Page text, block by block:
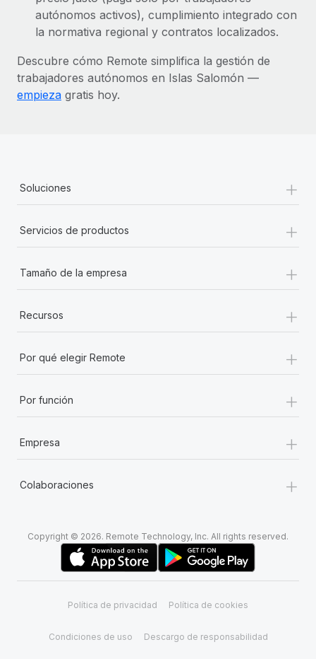
autónomos activos), cumplimiento integrado con
la normativa regional y contratos localizados.
Descubre cómo Remote simplifica la gestión de
trabajadores autónomos en Islas Salomón —
empieza gratis hoy.
Soluciones +
Servicios de productos +
Tamaño de la empresa +
Recursos +
Por qué elegir Remote +
Por función +
Empresa +
Colaboraciones +
Copyright © 2026. Remote Technology, Inc. All rights reserved.
Política de privacidad Política de cookies
Condiciones de uso Descargo de responsabilidad